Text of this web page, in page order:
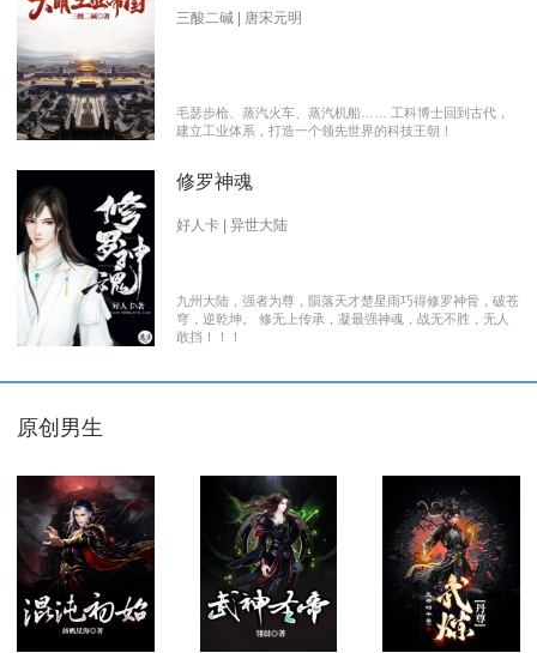
护宝盟约。 2、瓯匠传人为寻找《瓯宝图》以及“瓯宝”，与
三酸二碱 | 唐宋元明
毛瑟步枪、蒸汽火车、蒸汽机船…… 工科博士回到古代，
建立工业体系，打造一个领先世界的科技王朝！
修罗神魂
好人卡 | 异世大陆
九州大陆，强者为尊，陨落天才楚星雨巧得修罗神骨，破苍
穹，逆乾坤。 修无上传承，凝最强神魂，战无不胜，无人
敢挡！！！
原创男生